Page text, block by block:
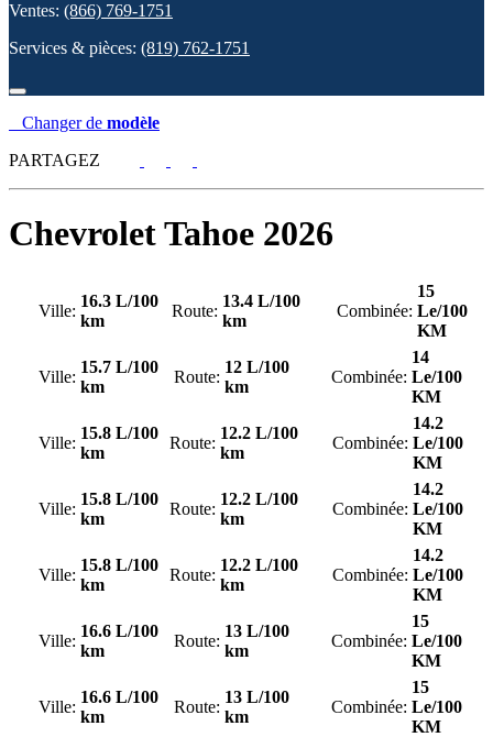
Ventes: (866) 769-1751
Services & pièces: (819) 762-1751
Changer de modèle
PARTAGEZ
ChevroletTahoe 2026
Ville:
16.3 L/100
km
Route:
13.4 L/100
km
Combinée:
15
Le/100
KM
Ville:
15.7 L/100
km
Route:
12 L/100
km
Combinée:
14
Le/100
KM
Ville:
15.8 L/100
km
Route:
12.2 L/100
km
Combinée:
14.2
Le/100
KM
Ville:
15.8 L/100
km
Route:
12.2 L/100
km
Combinée:
14.2
Le/100
KM
Ville:
15.8 L/100
km
Route:
12.2 L/100
km
Combinée:
14.2
Le/100
KM
Ville:
16.6 L/100
km
Route:
13 L/100
km
Combinée:
15
Le/100
KM
Ville:
16.6 L/100
km
Route:
13 L/100
km
Combinée:
15
Le/100
KM